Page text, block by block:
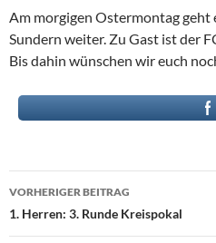
Am morgigen Ostermontag geht
Sundern weiter. Zu Gast ist der
Bis dahin wünschen wir euch
Beitragsnavigation
VORHERIGER BEITRAG
1. Herren: 3. Runde Kreispokal